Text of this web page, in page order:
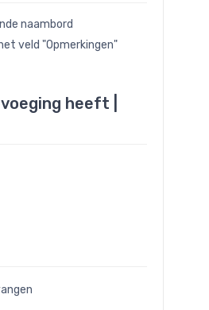
naambord
veld "Opmerkingen"
heeft |